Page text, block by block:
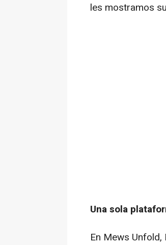
les mostramos
Una sola
En Mews